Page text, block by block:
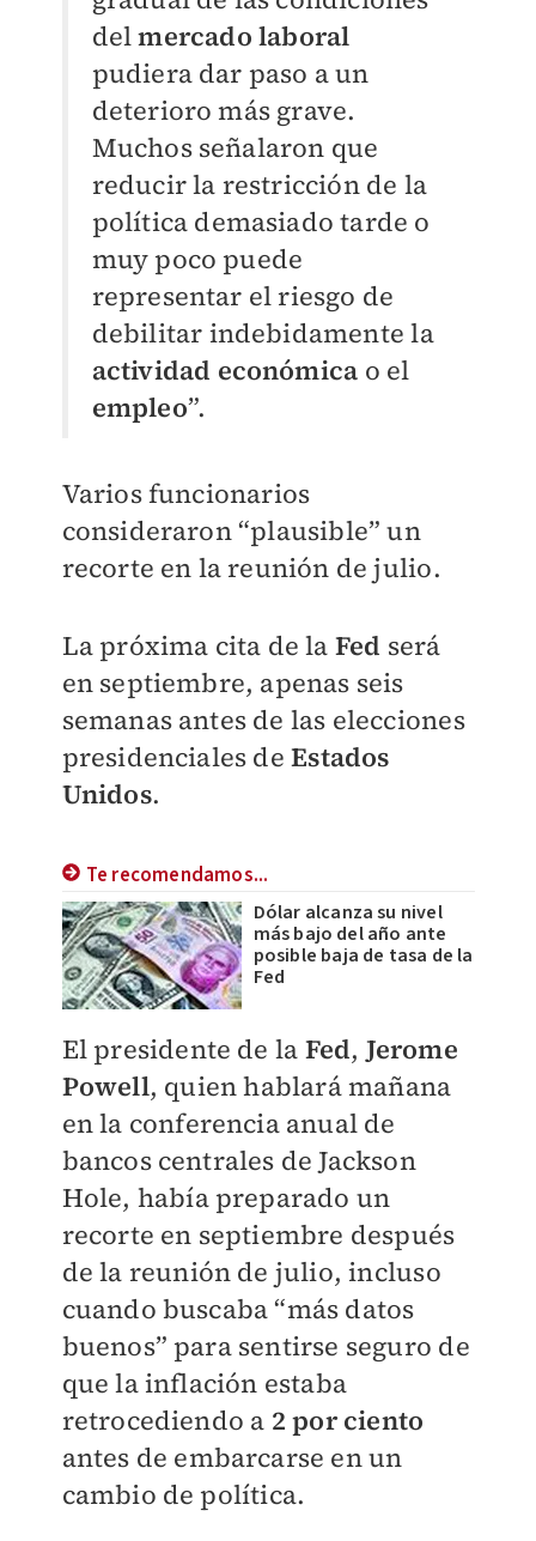
delmercado laboral
pudiera dar paso a un
deterioro más grave.
Muchos señalaron que
reducir la restricción de la
política demasiado tarde o
muy poco puede
representar el riesgo de
debilitar indebidamente la
actividad económica o el
empleo”.
Varios funcionarios
consideraron “plausible” un
recorte en la reunión de julio.
La próxima cita de la Fed será
en septiembre, apenas seis
semanas antes de las elecciones
presidenciales deEstados
Unidos.
Te recomendamos...
Dólar alcanza su nivel
más bajo del año ante
posible baja de tasa de la
Fed
El presidente de la Fed, Jerome
Powell, quien hablará mañana
en la conferencia anual de
bancos centrales de Jackson
Hole, había preparado un
recorte en septiembre después
de la reunión de julio, incluso
cuando buscaba “más datos
buenos” para sentirse seguro de
que la inflación estaba
retrocediendo a 2 por ciento
antes de embarcarse en un
cambio de política.